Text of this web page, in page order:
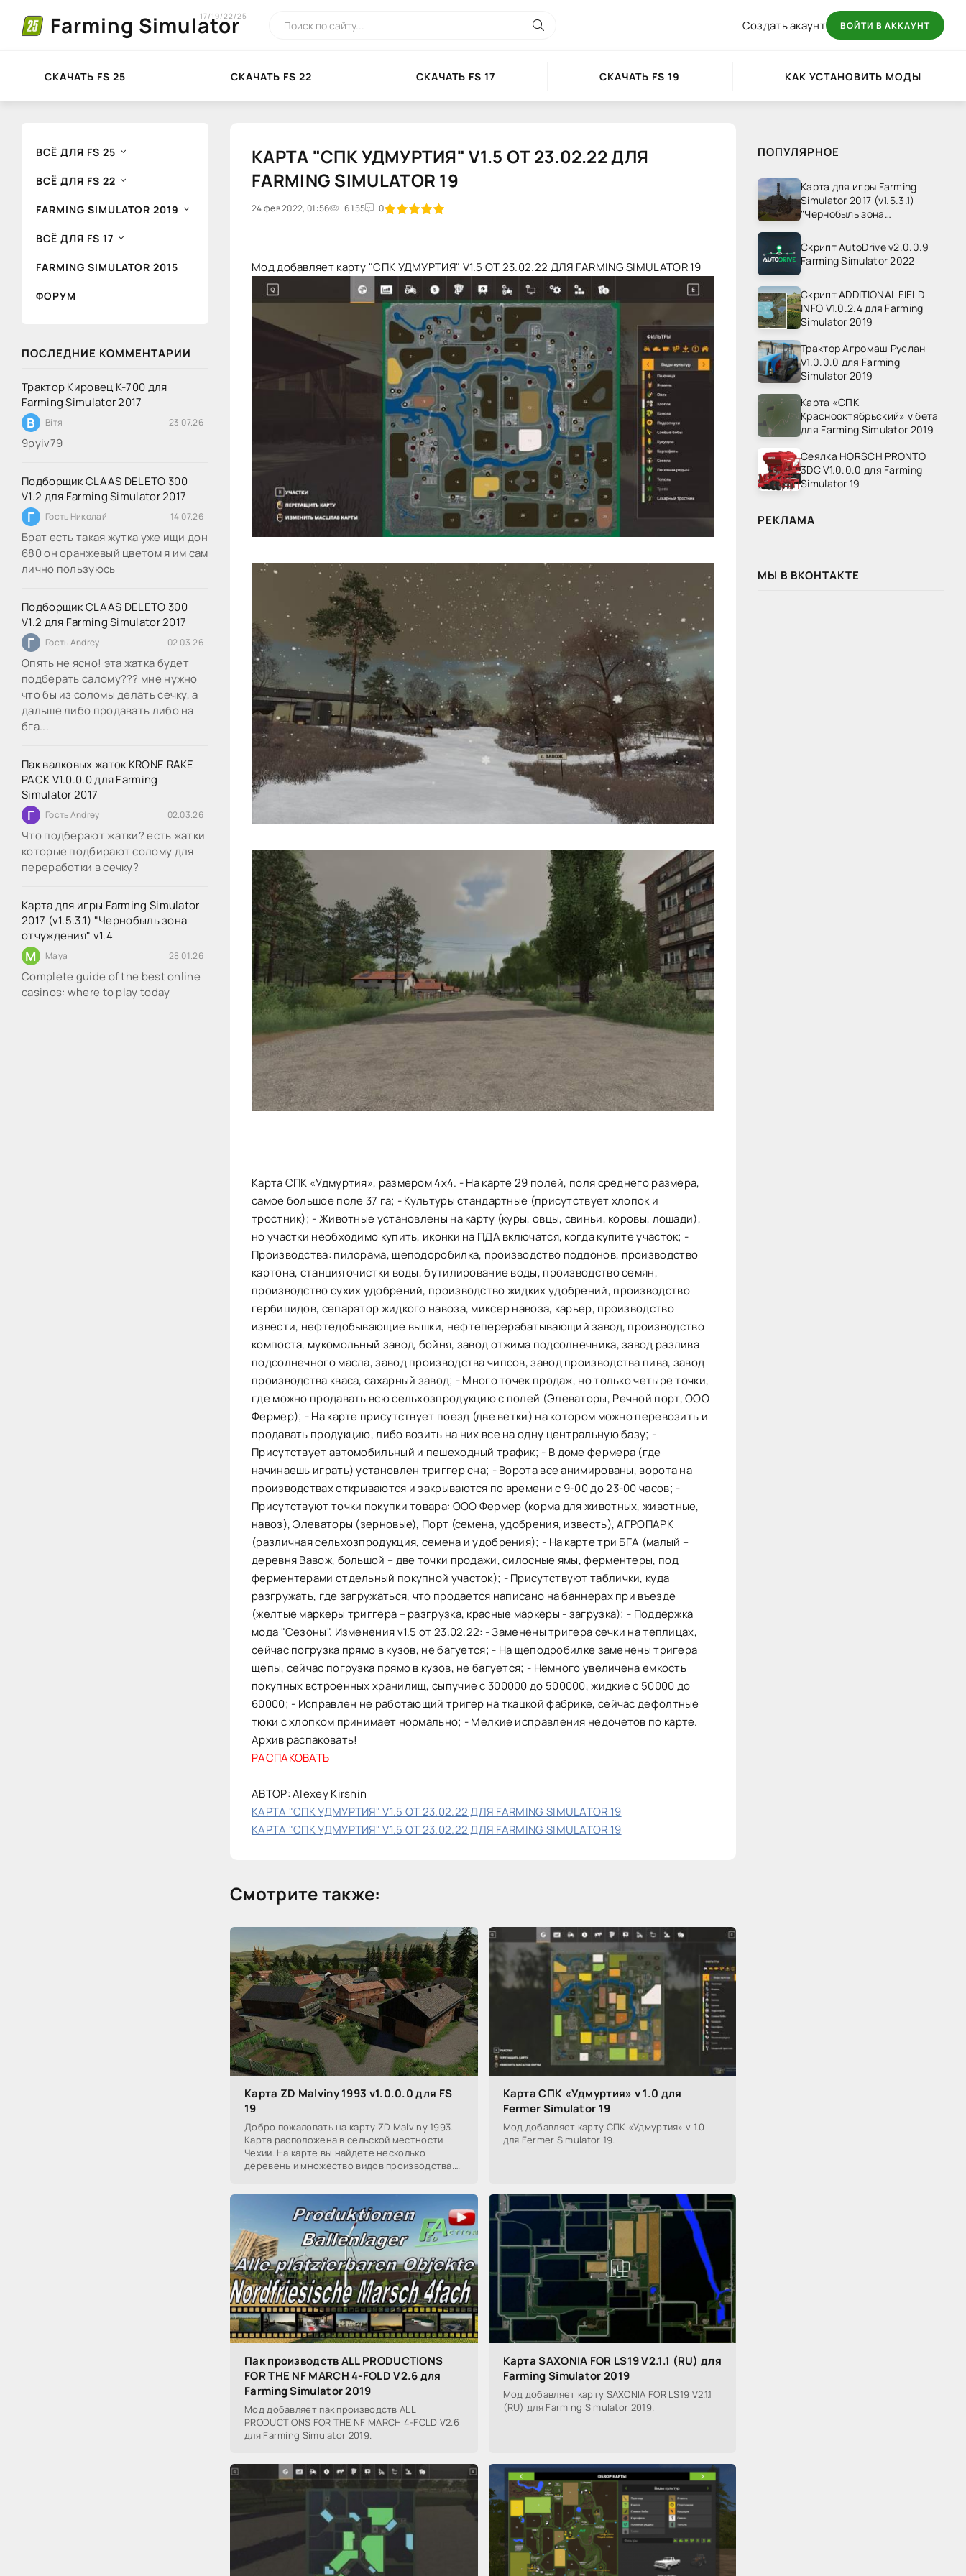
Farming Simulator
17/19/22/25
Создать акаунт ВОЙТИ В АККАУНТ
СКАЧАТЬ FS 25 СКАЧАТЬ FS 22 СКАЧАТЬ FS 17 СКАЧАТЬ FS 19 КАК УСТАНОВИТЬ МОДЫ
ВСЁ ДЛЯ FS 25
ВСЁ ДЛЯ FS 22
FARMING SIMULATOR 2019
ВСЁ ДЛЯ FS 17
FARMING SIMULATOR 2015
ФОРУМ
ПОСЛЕДНИЕ КОММЕНТАРИИ
Трактор Кировец К-700 для
Farming Simulator 2017
В Вітя 23.07.26
9руіv79
Подборщик CLAAS DELETO 300
V1.2 для Farming Simulator 2017
Г Гость Николай 14.07.26
Брат есть такая жутка уже ищи дон
680 он оранжевый цветом я им сам
лично пользуюсь
Подборщик CLAAS DELETO 300
V1.2 для Farming Simulator 2017
Г Гость Andrey 02.03.26
Опять не ясно! эта жатка будет
подберать салому??? мне нужно
что бы из соломы делать сечку, а
дальше либо продавать либо на
бга...
Пак валковых жаток KRONE RAKE
PACK V1.0.0.0 для Farming
Simulator 2017
Г Гость Andrey 02.03.26
Что подберают жатки? есть жатки
которые подбирают солому для
переработки в сечку?
Карта для игры Farming Simulator
2017 (v1.5.3.1) "Чернобыль зона
отчуждения" v1.4
M Maya 28.01.26
Complete guide of the best online
casinos: where to play today
КАРТА "СПК УДМУРТИЯ" V1.5 ОТ 23.02.22 ДЛЯ
FARMING SIMULATOR 19
24 фев 2022, 01:56 6 155 0
100 1 2 3 4 5
Мод добавляет карту "СПК УДМУРТИЯ" V1.5 ОТ 23.02.22 ДЛЯ FARMING SIMULATOR 19
Карта СПК «Удмуртия», размером 4х4. - На карте 29 полей, поля среднего размера,
самое большое поле 37 га; - Культуры стандартные (присутствует хлопок и
тростник); - Животные установлены на карту (куры, овцы, свиньи, коровы, лошади),
но участки необходимо купить, иконки на ПДА включатся, когда купите участок; -
Производства: пилорама, щеподоробилка, производство поддонов, производство
картона, станция очистки воды, бутилирование воды, производство семян,
производство сухих удобрений, производство жидких удобрений, производство
гербицидов, сепаратор жидкого навоза, миксер навоза, карьер, производство
извести, нефтедобывающие вышки, нефтеперерабатывающий завод, производство
компоста, мукомольный завод, бойня, завод отжима подсолнечника, завод разлива
подсолнечного масла, завод производства чипсов, завод производства пива, завод
производства кваса, сахарный завод; - Много точек продаж, но только четыре точки,
где можно продавать всю сельхозпродукцию с полей (Элеваторы, Речной порт, ООО
Фермер); - На карте присутствует поезд (две ветки) на котором можно перевозить и
продавать продукцию, либо возить на них все на одну центральную базу; -
Присутствует автомобильный и пешеходный трафик; - В доме фермера (где
начинаешь играть) установлен триггер сна; - Ворота все анимированы, ворота на
производствах открываются и закрываются по времени с 9-00 до 23-00 часов; -
Присутствуют точки покупки товара: ООО Фермер (корма для животных, животные,
навоз), Элеваторы (зерновые), Порт (семена, удобрения, известь), АГРОПАРК
(различная сельхозпродукция, семена и удобрения); - На карте три БГА (малый –
деревня Вавож, большой – две точки продажи, силосные ямы, ферментеры, под
ферментерами отдельный покупной участок); - Присутствуют таблички, куда
разгружать, где загружаться, что продается написано на баннерах при въезде
(желтые маркеры триггера – разгрузка, красные маркеры - загрузка); - Поддержка
мода "Сезоны". Изменения v1.5 от 23.02.22: - Заменены тригера сечки на теплицах,
сейчас погрузка прямо в кузов, не багуется; - На щеподробилке заменены тригера
щепы, сейчас погрузка прямо в кузов, не багуется; - Немного увеличена емкость
покупных встроенных хранилищ, сыпучие с 300000 до 500000, жидкие с 50000 до
60000; - Исправлен не работающий тригер на ткацкой фабрике, сейчас дефолтные
тюки с хлопком принимает нормально; - Мелкие исправления недочетов по карте.
Архив распаковать!
РАСПАКОВАТЬ
АВТОР: Alexey Kirshin
КАРТА "СПК УДМУРТИЯ" V1.5 ОТ 23.02.22 ДЛЯ FARMING SIMULATOR 19
КАРТА "СПК УДМУРТИЯ" V1.5 ОТ 23.02.22 ДЛЯ FARMING SIMULATOR 19
Смотрите также:
Карта ZD Malviny 1993 v1.0.0.0 для FS
19
Добро пожаловать на карту ZD Malviny 1993.
Карта расположена в сельской местности
Чехии. На карте вы найдете несколько
деревень и множество видов производства.
Карта СПК «Удмуртия» v 1.0 для
Fermer Simulator 19
Мод добавляет карту СПК «Удмуртия» v 1.0
для Fermer Simulator 19.
Пак производств ALL PRODUCTIONS
FOR THE NF MARCH 4-FOLD V2.6 для
Farming Simulator 2019
Мод добавляет пак производств ALL
PRODUCTIONS FOR THE NF MARCH 4-FOLD V2.6
для Farming Simulator 2019.
Карта SAXONIA FOR LS19 V2.1.1 (RU) для
Farming Simulator 2019
Мод добавляет карту SAXONIA FOR LS19 V2.1.1
(RU) для Farming Simulator 2019.
ПОПУЛЯРНОЕ
Карта для игры Farming
Simulator 2017 (v1.5.3.1)
"Чернобыль зона
Скрипт AutoDrive v2.0.0.9
Farming Simulator 2022
Скрипт ADDITIONAL FIELD
INFO V1.0.2.4 для Farming
Simulator 2019
Трактор Агромаш Руслан
V1.0.0.0 для Farming
Simulator 2019
Карта «СПК
Краснооктябрьский» v бета
для Farming Simulator 2019
Сеялка HORSCH PRONTO
3DC V1.0.0.0 для Farming
Simulator 19
РЕКЛАМА
МЫ В ВКОНТАКТЕ